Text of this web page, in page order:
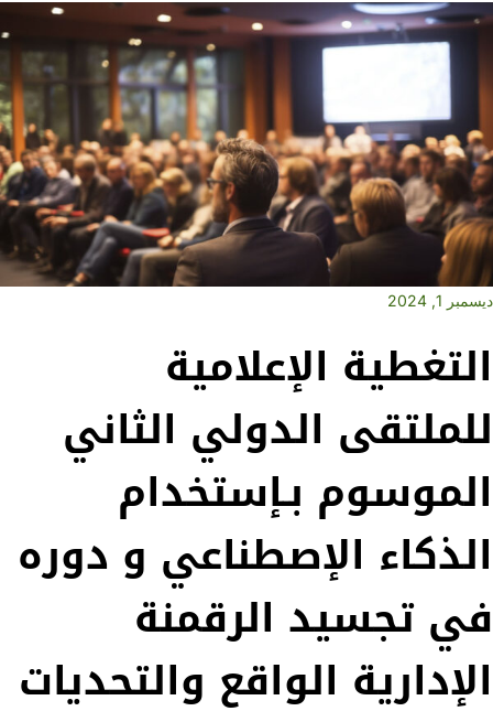
ديسمبر 1, 2024
التغطية الإعلامية
للملتقى الدولي الثاني
الموسوم بـإستخدام
الذكاء الإصطناعي و دوره
في تجسيد الرقمنة
الإدارية الواقع والتحديات